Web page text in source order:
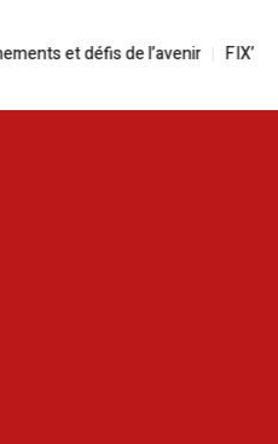
et défis de l’avenir